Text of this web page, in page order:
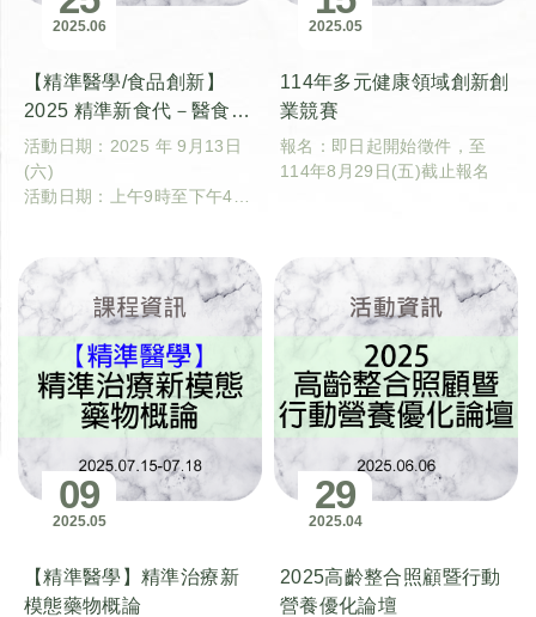
06
2025
【精準醫學/食品創新】
2025 精準新食代－醫食同
源研討會
活動日期：2025 年 9月13日
(六)
活動日期：上午9時至下午4時
院101講堂
05
2025
114年多元健康領域創新創
業競賽
報名：即日起開始徵件，至
114年8月29日(五)截止報名
09
05
2025
【精準醫學】精準治療新
模態藥物概論
29
04
2025
2025高齡整合照顧暨行動
營養優化論壇